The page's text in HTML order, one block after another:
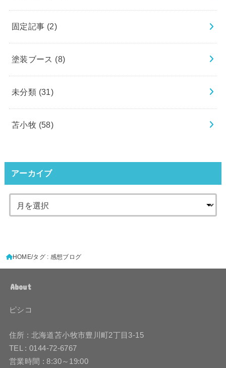
固定記事 (2)
塗装ブース (8)
未分類 (31)
苫小牧 (58)
アーカイブ
HOME タグ : 感想ブログ
About
ピシコ
住所 : 北海道苫小牧市豊川町2丁目3-15
TEL : 0144-72-6767
営業時間 : 8:30～19:00